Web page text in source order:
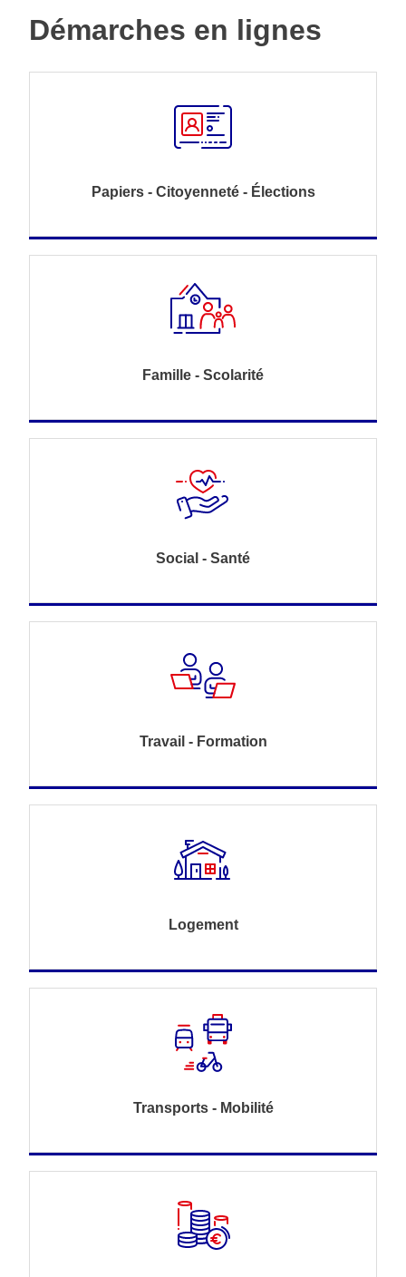
Démarches en lignes
Papiers - Citoyenneté - Élections
Famille - Scolarité
Social - Santé
Travail - Formation
Logement
Transports - Mobilité